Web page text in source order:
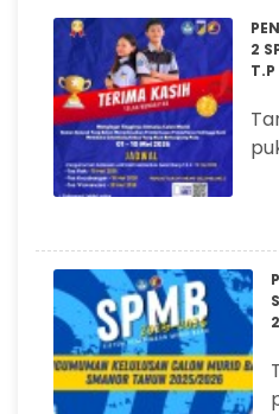
2